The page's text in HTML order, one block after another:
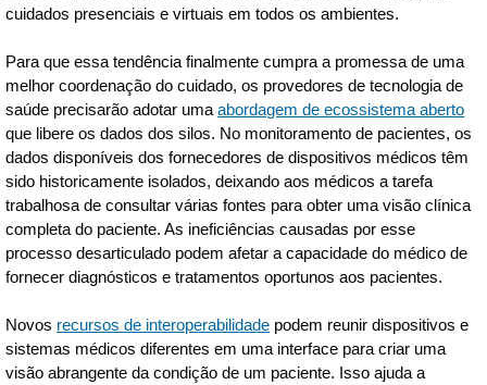
cuidados presenciais e virtuais em todos os ambientes.
Para que essa tendência finalmente cumpra a promessa de uma
melhor coordenação do cuidado, os provedores de tecnologia de
saúde precisarão adotar umaabordagem de ecossistema aberto
que libere os dados dos silos. No monitoramento de pacientes, os
dados disponíveis dos fornecedores de dispositivos médicos têm
sido historicamente isolados, deixando aos médicos a tarefa
trabalhosa de consultar várias fontes para obter uma visão clínica
completa do paciente. As ineficiências causadas por esse
processo desarticulado podem afetar a capacidade do médico de
fornecer diagnósticos e tratamentos oportunos aos pacientes.
Novos recursos de interoperabilidade podem reunir dispositivos e
sistemas médicos diferentes em uma interface para criar uma
visão abrangente da condição de um paciente. Isso ajuda a